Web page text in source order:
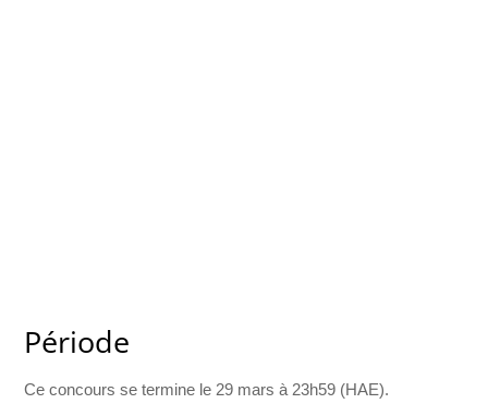
Période
Ce concours se termine le 29 mars à 23h59 (HAE).